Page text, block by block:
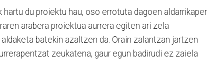
du proiektu hau, oso errotuta dagoen
arabera proiektua aurrera egiten ari zela
batekin azaltzen da. Orain zalantzan jartzen
zeukatena, gaur egun badirudi ez zaiela